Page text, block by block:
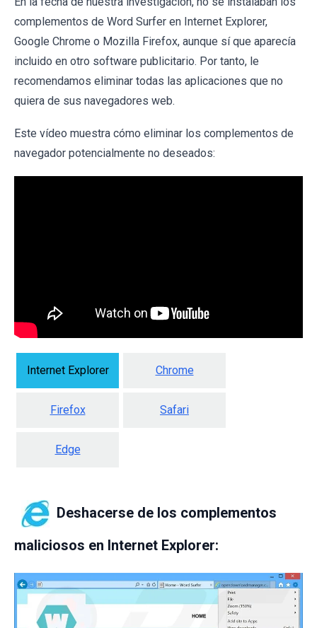
complementos de Word Surfer en Internet Explorer,
Google Chrome o Mozilla Firefox, aunque sí que aparecía
incluido en otro software publicitario. Por tanto, le
recomendamos eliminar todas las aplicaciones que no
quiera de sus navegadores web.
Este vídeo muestra cómo eliminar los complementos de
navegador potencialmente no deseados:
Internet Explorer Chrome
Firefox Safari
Edge
Deshacerse de los complementos
maliciosos en Internet Explorer: